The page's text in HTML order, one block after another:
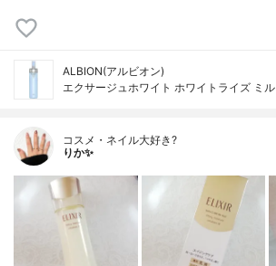
ALBION(アルビオン)
エクサージュホワイト ホワイトライズ ミル
コスメ・ネイル大好き?
りか✨